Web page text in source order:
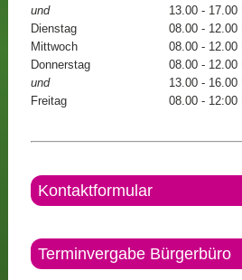
und
13.00 - 17.00
Dienstag
08.00 - 12.00
Mittwoch
08.00 - 12.00
Donnerstag
08.00 - 12.00
und
13.00 - 16.00
Freitag
08.00 - 12:00
Kontaktformular
Terminvergabe Bürgerbüro